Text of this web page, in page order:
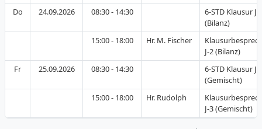
Do
24.09.2026 08:30 - 14:30
6-STD Klausur J-
(Bilanz)
15:00 - 18:00
Hr. M. Fischer
J-2 (Bilanz)
Fr
25.09.2026 08:30 - 14:30
6-STD Klausur J-
(Gemischt)
15:00 - 18:00
Hr. Rudolph
J-3 (Gemischt)